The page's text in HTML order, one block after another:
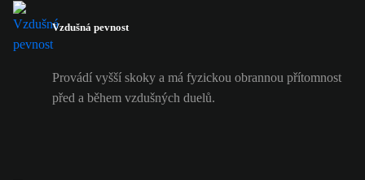
Vzdušná pevnost
Provádí vyšší skoky a má fyzickou obrannou přítomnost
před a během vzdušných duelů.